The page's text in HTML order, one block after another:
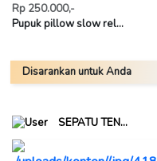
Rp 250.000,-
Pupuk pillow slow rel...
Disarankan untuk Anda
SEPATU TEN...